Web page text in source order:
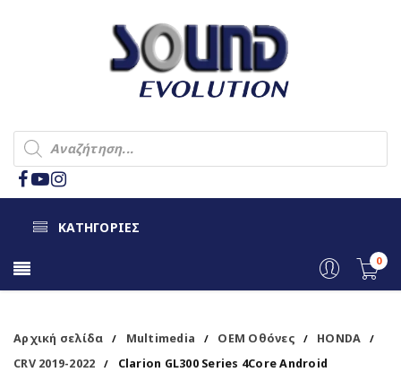
ΚΑΤΗΓΟΡΙΕΣ
0
Αρχική σελίδα / Multimedia / OEM Οθόνες / HONDA /
CRV 2019-2022 /
Clarion GL300 Series 4Core Android